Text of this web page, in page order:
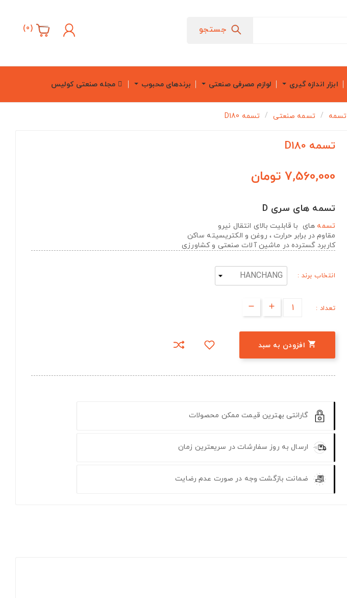
جستجو (
0
)
ابزار اندازه گیری لوازم مصرفی صنعتی برندهای محبوب مجله صنعتی کولیس
تسمه تسمه صنعتی تسمه D180
تسمه D180
7,560,000 تومان
تسمه های سری D
تسمه های با قابلیت بالای انتقال نیرو
مقاوم در برابر حرارت ، روغن و الکتریسیته ساکن
کاربرد گسترده در ماشین آلات صنعتی و کشاورزی
انتخاب برند :
تعداد :
 افزودن به سبد
گارانتی بهترین قیمت ممکن محصولات
ارسال به روز سفارشات در سریعترین زمان
ضمانت بازگشت وجه در صورت عدم رضایت